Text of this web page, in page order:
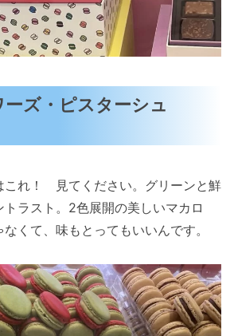
ーズ・ピスターシュ
これ！ 見てください。グリーンと鮮
ラスト。2色展開の美しいマカロ
くて、味もとってもいいんです。